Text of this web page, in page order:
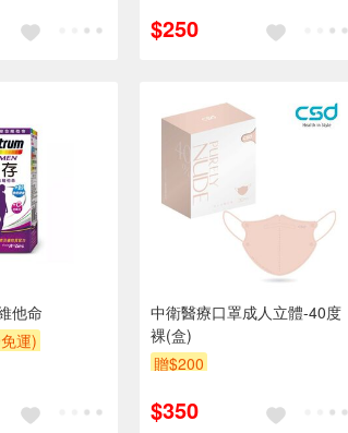
$250
他命
運)
中衛醫療口罩成人立體-40度
裸(盒)
贈$200
$350